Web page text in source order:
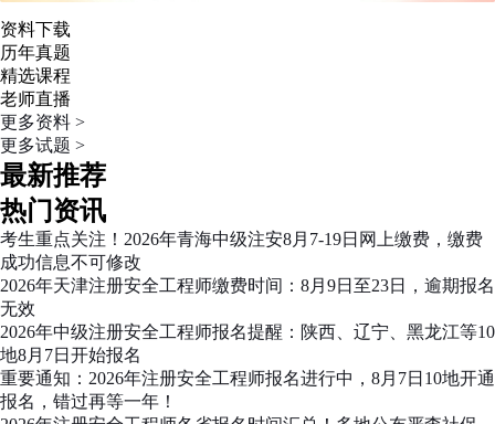
资料下载
历年真题
精选课程
老师直播
更多资料 >
更多试题 >
最新推荐
热门资讯
考生重点关注！2026年青海中级注安8月7-19日网上缴费，缴费
成功信息不可修改
2026年天津注册安全工程师缴费时间：8月9日至23日，逾期报名
无效
2026年中级注册安全工程师报名提醒：陕西、辽宁、黑龙江等10
地8月7日开始报名
重要通知：2026年注册安全工程师报名进行中，8月7日10地开通
报名，错过再等一年！